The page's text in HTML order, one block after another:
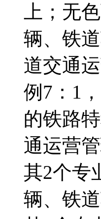
上；无
辆、铁
道交通
例7：1
的铁路
通运营
其2个专
辆、铁